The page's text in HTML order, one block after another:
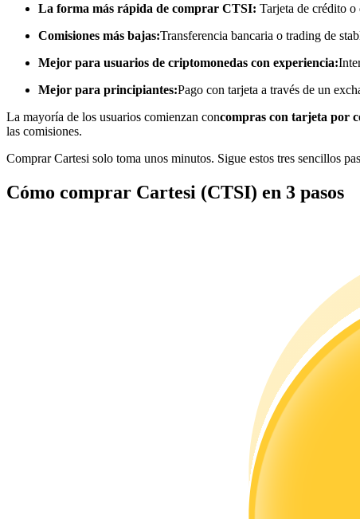
Copiar Trading
Únete a los mejores traders
Disfruta del reparto de beneficios y comisiones de copy trading
Análisis de big data que incluye información comercial, etc.
La forma más rápida de comprar CTSI: Tarjeta de crédito o
Comisiones más bajas:Transferencia bancaria o trading de
Mejor para usuarios de criptomonedas con experiencia:
Mejor para principiantes:Pago con tarjeta a través de un
La mayoría de los usuarios comienzan concompras con tarjeta por
las comisiones.
Comprar Cartesi solo toma unos minutos. Sigue estos tres sencillos
Cómo comprar Cartesi (CTSI) en 3 pasos